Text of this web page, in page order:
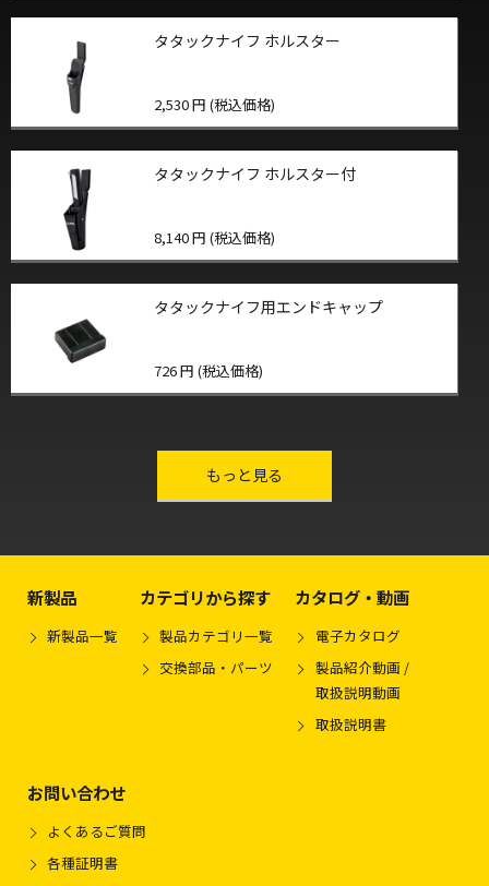
タタックナイフ ホルスター
2,530 円 (税込価格)
タタックナイフ ホルスター付
8,140 円 (税込価格)
タタックナイフ用エンドキャップ
726 円 (税込価格)
もっと見る
新製品
新製品一覧
カテゴリから探す
製品カテゴリ一覧
交換部品・パーツ
カタログ・動画
電子カタログ
製品紹介動画 /
取扱説明動画
取扱説明書
お問い合わせ
よくあるご質問
各種証明書